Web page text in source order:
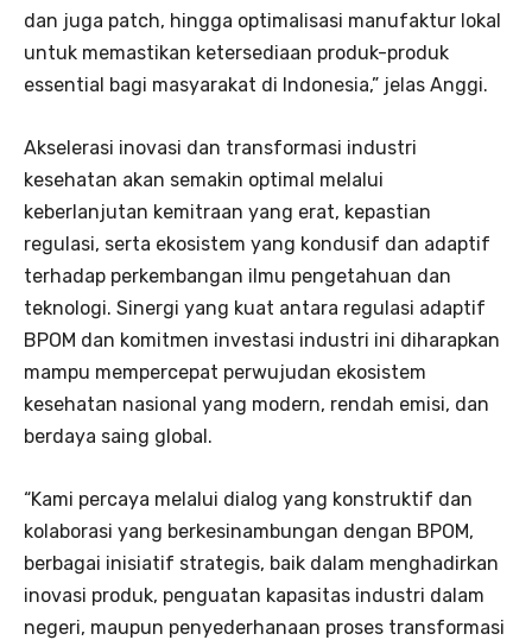
dan juga patch, hingga optimalisasi manufaktur lokal
untuk memastikan ketersediaan produk-produk
essential bagi masyarakat di Indonesia,” jelas Anggi.
Akselerasi inovasi dan transformasi industri
kesehatan akan semakin optimal melalui
keberlanjutan kemitraan yang erat, kepastian
regulasi, serta ekosistem yang kondusif dan adaptif
terhadap perkembangan ilmu pengetahuan dan
teknologi. Sinergi yang kuat antara regulasi adaptif
BPOM dan komitmen investasi industri ini diharapkan
mampu mempercepat perwujudan ekosistem
kesehatan nasional yang modern, rendah emisi, dan
berdaya saing global.
“Kami percaya melalui dialog yang konstruktif dan
kolaborasi yang berkesinambungan dengan BPOM,
berbagai inisiatif strategis, baik dalam menghadirkan
inovasi produk, penguatan kapasitas industri dalam
negeri, maupun penyederhanaan proses transformasi